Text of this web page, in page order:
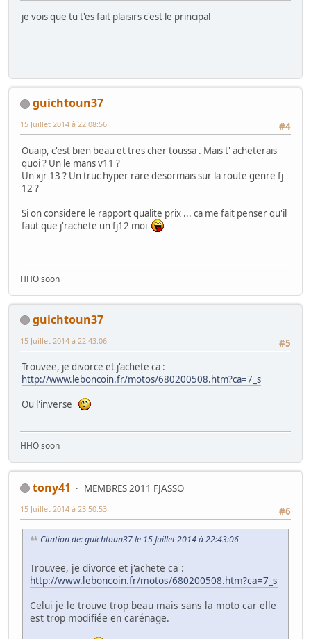
je vois que tu t'es fait plaisirs c'est le principal
guichtoun37
#4
15 Juillet 2014 à 22:08:56
Ouaip, c'est bien beau et tres cher toussa . Mais t' acheterais
quoi ? Un le mans v11 ?
Un xjr 13 ? Un truc hyper rare desormais sur la route genre fj
12 ?
Si on considere le rapport qualite prix ... ca me fait penser qu'il
faut que j'rachete un fj12 moi
HHO soon
guichtoun37
#5
15 Juillet 2014 à 22:43:06
Trouvee, je divorce et j'achete ca :
http://www.leboncoin.fr/motos/680200508.htm?ca=7_s
Ou l'inverse
HHO soon
tony41
MEMBRES 2011 FJASSO
#6
15 Juillet 2014 à 23:50:53
Citation de: guichtoun37 le 15 Juillet 2014 à 22:43:06
Trouvee, je divorce et j'achete ca :
http://www.leboncoin.fr/motos/680200508.htm?ca=7_s
Celui je le trouve trop beau mais sans la moto car elle
est trop modifiée en carénage.